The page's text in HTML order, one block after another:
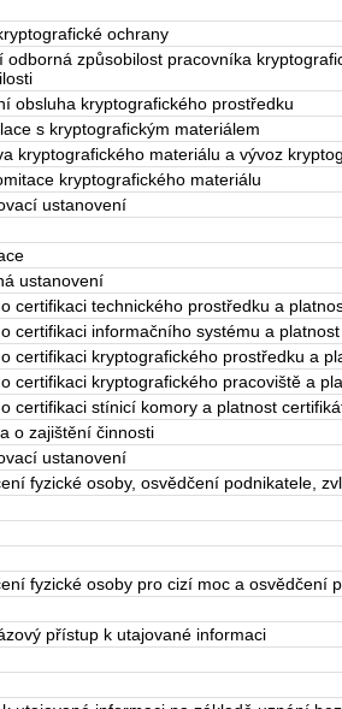
ochrany
odborná způsobilost pracovníka
obsluha kryptografického prostředku
s kryptografickým materiálem
kryptografického materiálu a vývoz
kryptografického materiálu
ustanovení
ustanovení
certifikaci technického prostředku a
certifikaci informačního systému a
certifikaci kryptografického prostředku a
certifikaci kryptografického pracoviště a
certifikaci stínicí komory a platnost
o zajištění činnosti
ustanovení
fyzické osoby, osvědčení podnikatele,
fyzické osoby pro cizí moc a osvědčení
přístup k utajované informaci